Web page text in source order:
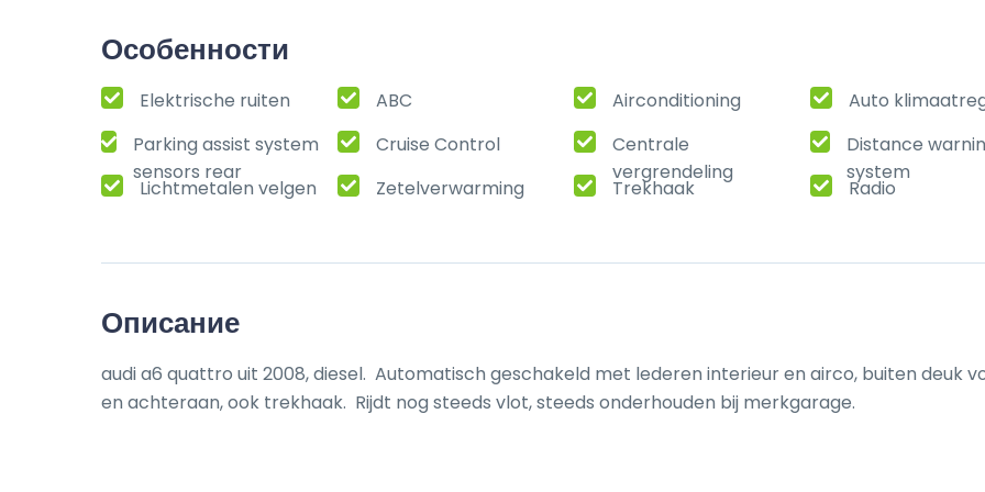
Особенности
Elektrische ruiten ABC Airconditioning
Auto
Parking assist system
sensors rear
Cruise Control
Centrale
vergrendeling
Distance
system
Lichtmetalen velgen Zetelverwarming Trekhaak Radio
Описание
audi a6 quattro uit 2008, diesel.  Automatisch geschakeld met lederen interieur en airco, buiten deuk
en achteraan, ook trekhaak.  Rijdt nog steeds vlot, steeds onderhouden bij merkgarage.